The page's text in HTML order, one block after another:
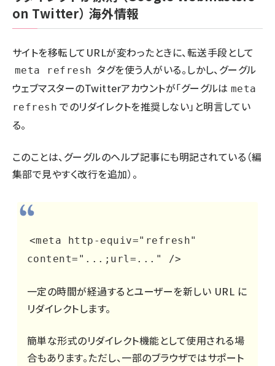
on Twitter） 海外情報
サイトを移転してURLが変わったときに、転送手段として
meta refresh タグを使う人がいる。しかし、グーグル
ウェブマスターのTwitterアカウントが「グーグルは meta
refresh でのリダイレクトを推奨しない」と明言してい
る。
このことは、グーグルのヘルプ記事にも明記されている（編
集部で見やすく改行を追加）。
<meta http-equiv="refresh"
content="...;url=..." />
一定の時間が経過するとユーザーを新しい URL に
リダイレクトします。
簡単な形式のリダイレクト機能として使用される場
合もあります。ただし、一部のブラウザではサポート